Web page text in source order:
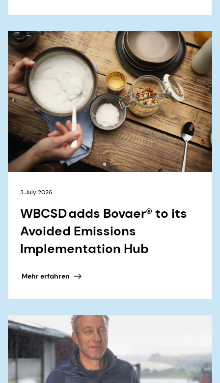
3 July 2026
WBCSD adds Bovaer® to its
Avoided Emissions
Implementation Hub
Mehr erfahren